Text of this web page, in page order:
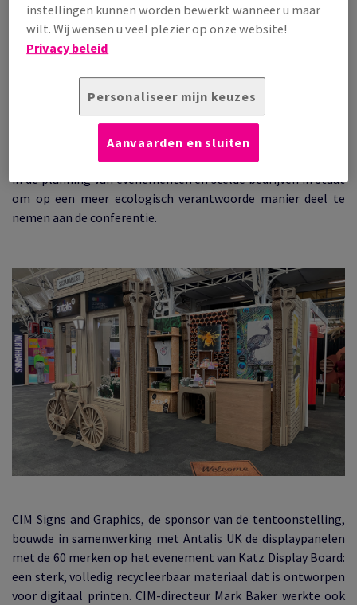
Beursorganisatoren en exposanten vinden creatieve
manieren om hun ecologische voetafdruk bij evenementen
gebruik wordt gemaakt van duurzamere materialen kunnen
de milieueffecten van tijdelijke tentoonstellingen drastisch
verminderen en toch opvallende displays opleveren. De
recente tentoonstelling Iconic Norwich Brands bood een
model voor het integreren van duurzaamheidsdoelstellingen
in de planning van evenementen en stelde bedrijven in staat
om op een meer ecologisch verantwoorde manier deel te
nemen aan de conferentie.
CIM Signs and Graphics, de sponsor van de tentoonstelling,
bouwde in samenwerking met Antalis UK de displaypanelen
met de 60 merken op het evenement van Katz Display Board:
een sterk, volledig recycleerbaar materiaal dat is ontworpen
voor digitaal printen. CIM-directeur Mark Baker werkte ook
instellingen kunnen worden bewerkt wanneer u maar
wilt. Wij wensen u veel plezier op onze website!
Privacy beleid
Personaliseer mijn keuzes
Aanvaarden en sluiten